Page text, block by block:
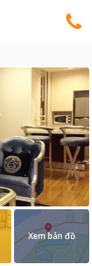
Xem bản đồ